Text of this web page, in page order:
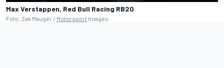
Max Verstappen, Red Bull Racing RB20
Foto: Zak Mauger / Motorsport Images